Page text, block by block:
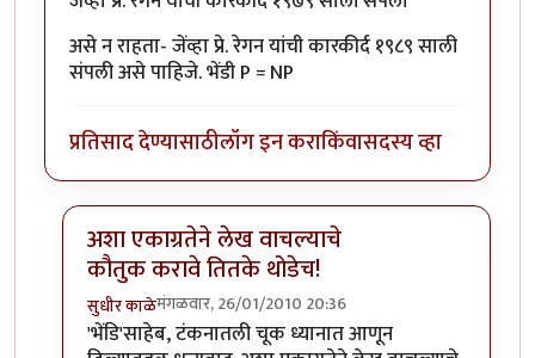
असे न राहता- जेंव्हा प्रे. रेगन यांची कारकीर्द १९८९ साली
संपली असे पाहिजे. भेंडी P = NP
प्रतिसाद देण्यासाठीलॉग इन कराकिंवासदस्य व्हा
अशा एकाग्रतेने लेख वाचल्याचे
कौतुक करावे तितके थोडेच!
सुधीर काळेमंगळवार, 26/01/2010 20:36
In reply toचांगला उपक्रमbyचिरोटा
'भेंडि'साहेब, टंकनातली चूक ध्यानात आणून